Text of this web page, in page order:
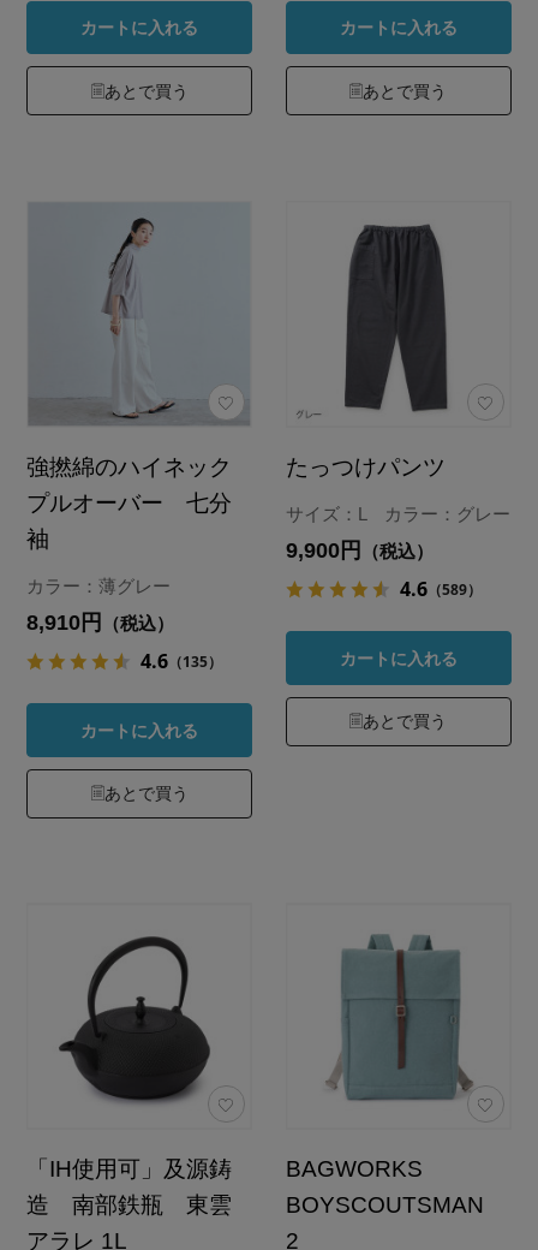
カートに入れる
あとで買う
カートに入れる
あとで買う
強撚綿のハイネック
プルオーバー 七分
袖
カラー：薄グレー
8,910円 （税込）
4.6 （135）
カートに入れる
あとで買う
たっつけパンツ
サイズ：L カラー：グレー
9,900円 （税込）
4.6 （589）
カートに入れる
あとで買う
「IH使用可」及源鋳
造 南部鉄瓶 東雲
アラレ 1L
BAGWORKS
BOYSCOUTSMAN
2